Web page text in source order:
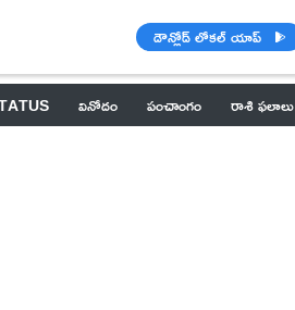
డౌన్లోడ్ లోకల్ యాప్
వినోదం పంచాంగం రాశి ఫలాలు